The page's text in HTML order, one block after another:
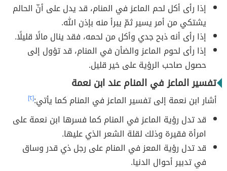
إذا رأى أكل لحم الماعز في المنام، قد يدل على أنّ الحالم
يشتكي من أمر يسير ثمّ يبرأ منه بإذن الله.
إذا رأى أنه ذبح جدي وأكل من لحمه، فقد ينال مالًا قليلًا.
إذا رأى لحوم الماعز والضأن في المنام، قد تؤول إلى
حصول صاحب الرؤية على خير قليل.
تفسير الماعز في المنام عند ابن نعمة
أشار ابن نعمة إلى تفسير الماعز في المنام كما يأتي:[٢]
قد تدل رؤية الماعز في المنام كما فسرها ابن نعمة على
امرأة فقيرة وذلك لقلة الشعر الذي عليها.
قد تدل رؤية المعز في المنام على رجل ذي قدر وساق
في تدبير أحوال الدنيا.